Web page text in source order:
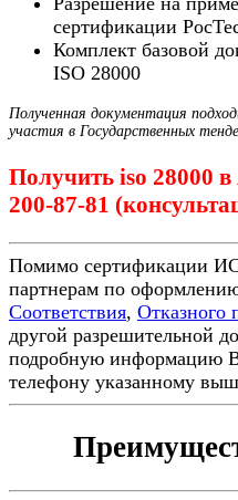
сертификации
Комплект базовой
ISO 28000
Полученная документация
участия в Государственных
Получить iso 28000 в
200-87-81
Помимо сертификации
партнерам по
Соответствия, Отказного
другой разрешительной
подробную информацию
телефону указанному